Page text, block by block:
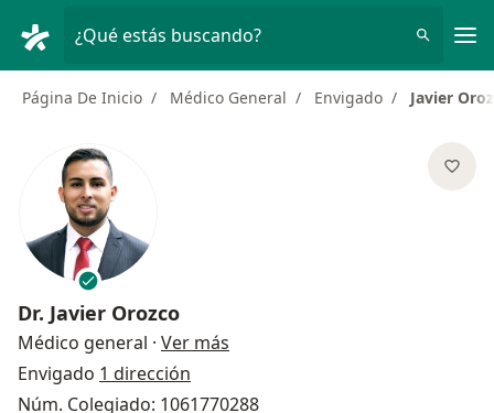
¿Qué estás buscando?
Página De Inicio Médico General Envigado Javier
Dr. Javier Orozco
Médico general · Ver más
Envigado 1 dirección
Núm. Colegiado: 1061770288